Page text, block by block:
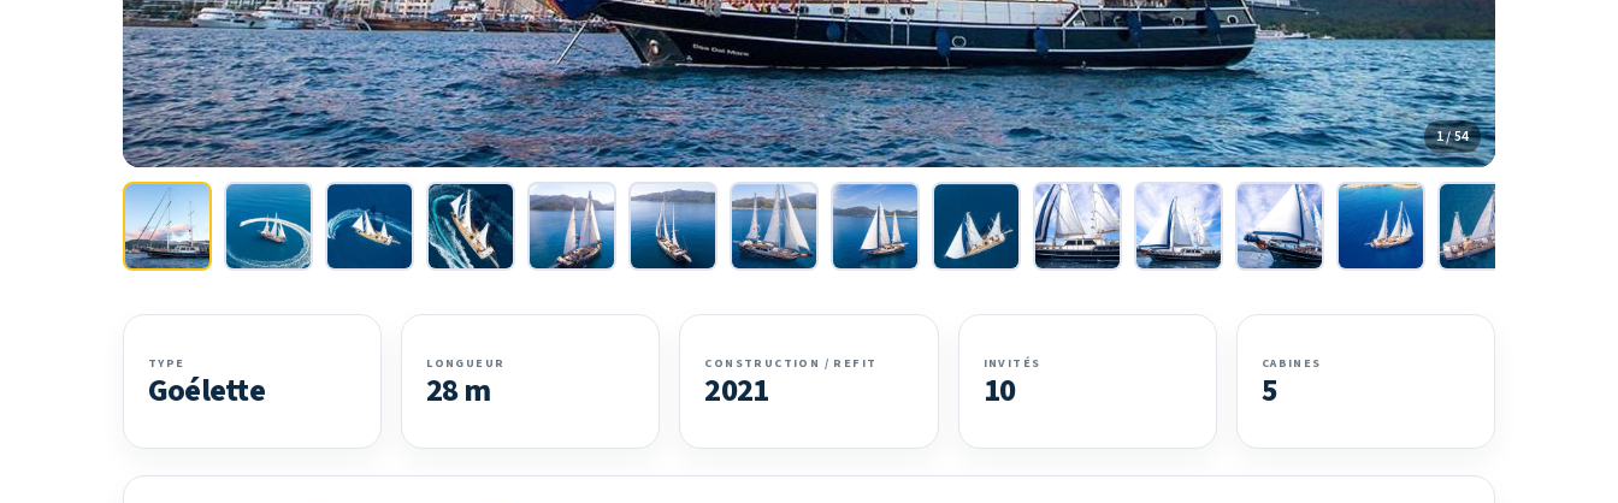
1 / 54
TYPE
Goélette
LONGUEUR
28 m
CONSTRUCTION / REFIT
2021
INVITÉS
10
CABINES
5